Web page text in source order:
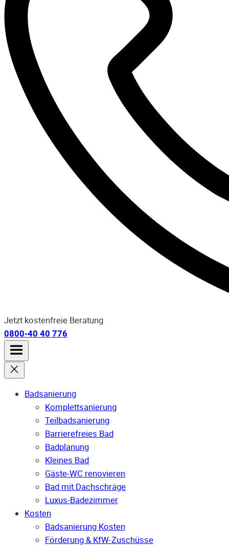
Jetzt kostenfreie Beratung
0800-40 40 776
Badsanierung
Komplettsanierung
Teilbadsanierung
Barrierefreies Bad
Badplanung
Kleines Bad
Gäste-WC renovieren
Bad mit Dachschräge
Luxus-Badezimmer
Kosten
Badsanierung Kosten
Förderung & KfW-Zuschüsse